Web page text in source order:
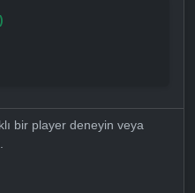
bir player deneyin veya